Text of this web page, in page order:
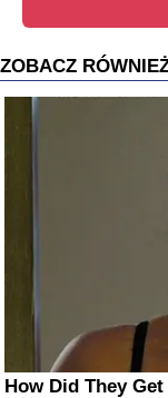
ZOBACZ
How Did They